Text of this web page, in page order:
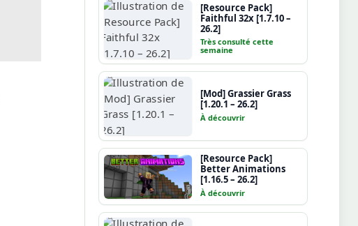
[Resource Pack]
Faithful 32x [1.7.10 –
26.2]
Très consulté cette
semaine
[Mod] Grassier Grass
[1.20.1 – 26.2]
À découvrir
[Resource Pack]
Better Animations
[1.16.5 – 26.2]
À découvrir